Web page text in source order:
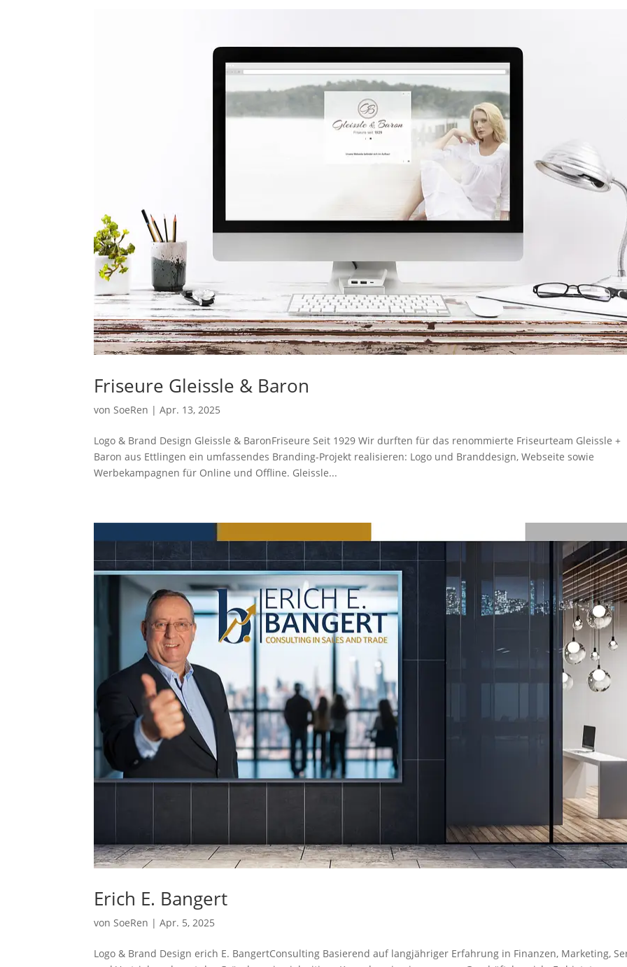
Friseure Gleissle & Baron
von SoeRen |Apr. 13, 2025
Logo & Brand Design Gleissle & BaronFriseure Seit 1929 Wir durften für das renommierte Friseurteam Gleissle +
Baron aus Ettlingen ein umfassendes Branding-Projekt realisieren: Logo und Branddesign, Webseite sowie
Werbekampagnen für Online und Offline. Gleissle...
Erich E. Bangert
vonSoeRen |Apr. 5, 2025
Logo & Brand Design erich E. BangertConsulting Basierend auf langjähriger Erfahrung in Finanzen, Marketing,